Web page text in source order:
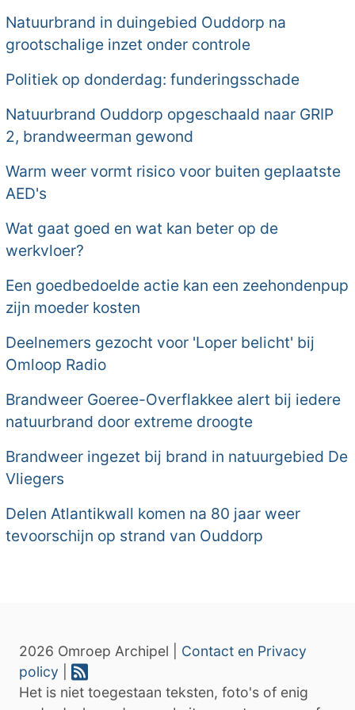
Natuurbrand in duingebied Ouddorp na
grootschalige inzet onder controle
Politiek op donderdag: funderingsschade
Natuurbrand Ouddorp opgeschaald naar GRIP
2, brandweerman gewond
Warm weer vormt risico voor buiten geplaatste
AED's
Wat gaat goed en wat kan beter op de
werkvloer?
Een goedbedoelde actie kan een zeehondenpup
zijn moeder kosten
Deelnemers gezocht voor 'Loper belicht' bij
Omloop Radio
Brandweer Goeree-Overflakkee alert bij iedere
natuurbrand door extreme droogte
Brandweer ingezet bij brand in natuurgebied De
Vliegers
Delen Atlantikwall komen na 80 jaar weer
tevoorschijn op strand van Ouddorp
2026 Omroep Archipel | Contact en Privacy
policy
Het is niet toegestaan teksten, foto's of enig